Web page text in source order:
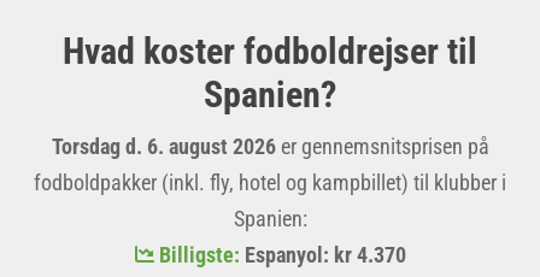
Hvad koster fodboldrejser til
Spanien?
Torsdag d. 6. august 2026er gennemsnitsprisen på
fodboldpakker (inkl. fly, hotel og kampbillet) til klubber i
Spanien:
Billigste: Espanyol: kr 4.370